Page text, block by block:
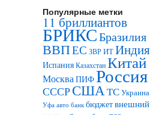
Популярные метки
11 бриллиантов
БРИКСБразилия
ВВПЕС ЗВР ИТИндия
ИспанияКазахстанКитай
МоскваПИФРоссия
СССРСШАТСУкраина
Уфа авто банк бюджетвнешний